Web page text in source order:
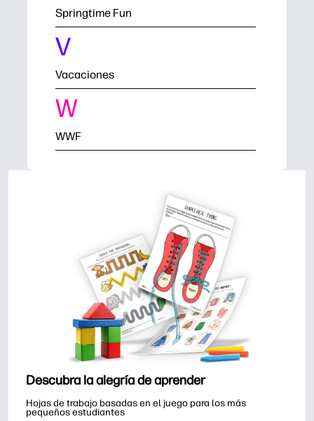
Springtime Fun
V
Vacaciones
W
WWF
Descubra la alegría de aprender
Hojas de trabajo basadas en el juego para los más
pequeños estudiantes